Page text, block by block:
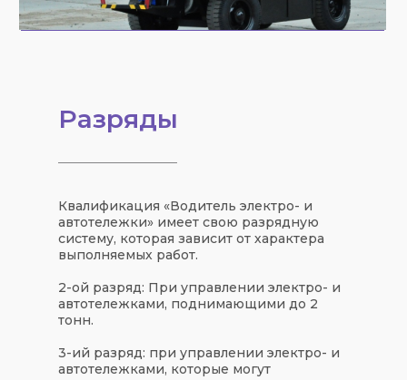
Разряды
Квалификация «Водитель электро- и
автотележки» имеет свою разрядную
систему, которая зависит от характера
выполняемых работ.
2-ой разряд: При управлении электро- и
автотележками, поднимающими до 2
тонн.
3-ий разряд: при управлении электро- и
автотележками, которые могут